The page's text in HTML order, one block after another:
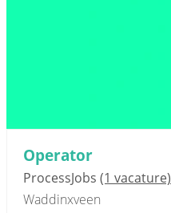
Operator
ProcessJobs (1 vacature)
Waddinxveen